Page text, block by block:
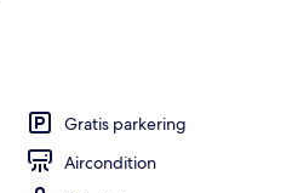
Gratis parkering
Aircondition